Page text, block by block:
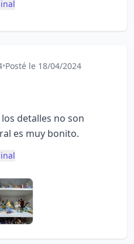
•Posté le 18/04/2024
detalles no son
es muy bonito.